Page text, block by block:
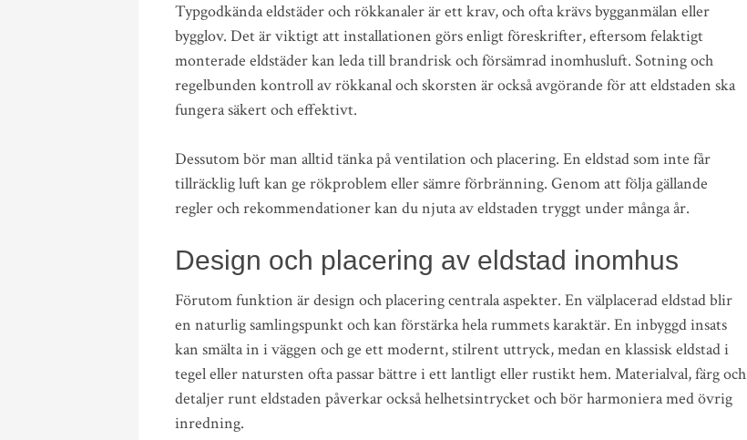
Typgodkända eldstäder och rökkanaler är ett krav, och ofta krävs bygganmälan eller
bygglov. Det är viktigt att installationen görs enligt föreskrifter, eftersom felaktigt
monterade eldstäder kan leda till brandrisk och försämrad inomhusluft. Sotning och
regelbunden kontroll av rökkanal och skorsten är också avgörande för att eldstaden ska
fungera säkert och effektivt.
Dessutom bör man alltid tänka på ventilation och placering. En eldstad som inte får
tillräcklig luft kan ge rökproblem eller sämre förbränning. Genom att följa gällande
regler och rekommendationer kan du njuta av eldstaden tryggt under många år.
Design och placering av eldstad inomhus
Förutom funktion är design och placering centrala aspekter. En välplacerad eldstad blir
en naturlig samlingspunkt och kan förstärka hela rummets karaktär. En inbyggd insats
kan smälta in i väggen och ge ett modernt, stilrent uttryck, medan en klassisk eldstad i
tegel eller natursten ofta passar bättre i ett lantligt eller rustikt hem. Materialval, färg och
detaljer runt eldstaden påverkar också helhetsintrycket och bör harmoniera med övrig
inredning.